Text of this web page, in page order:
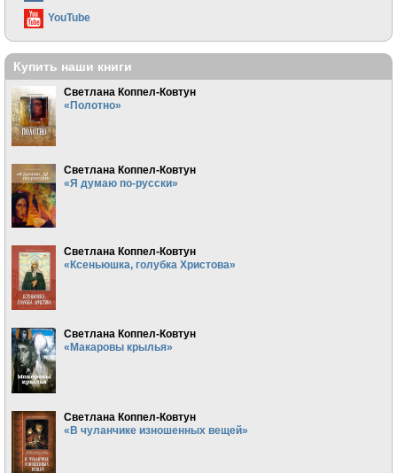
YouTube
Купить наши книги
Светлана Коппел-Ковтун
«Полотно»
Светлана Коппел-Ковтун
«Я думаю по-русски»
Светлана Коппел-Ковтун
«Ксеньюшка, голубка Христова»
Светлана Коппел-Ковтун
«Макаровы крылья»
Светлана Коппел-Ковтун
«В чуланчике изношенных вещей»